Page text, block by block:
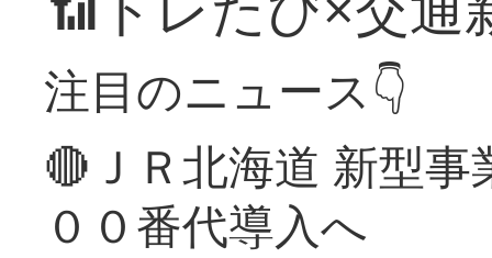
注目のニュース👇
🔴ＪＲ北海道 新型
００番代導入へ